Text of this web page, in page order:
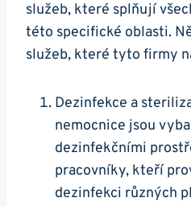
služeb, které splňují
této specifické oblasti.
služeb, které tyto firmy
Dezinfekce a
nemocnice jsou
dezinfekčními
pracovníky, kteří
dezinfekci různých